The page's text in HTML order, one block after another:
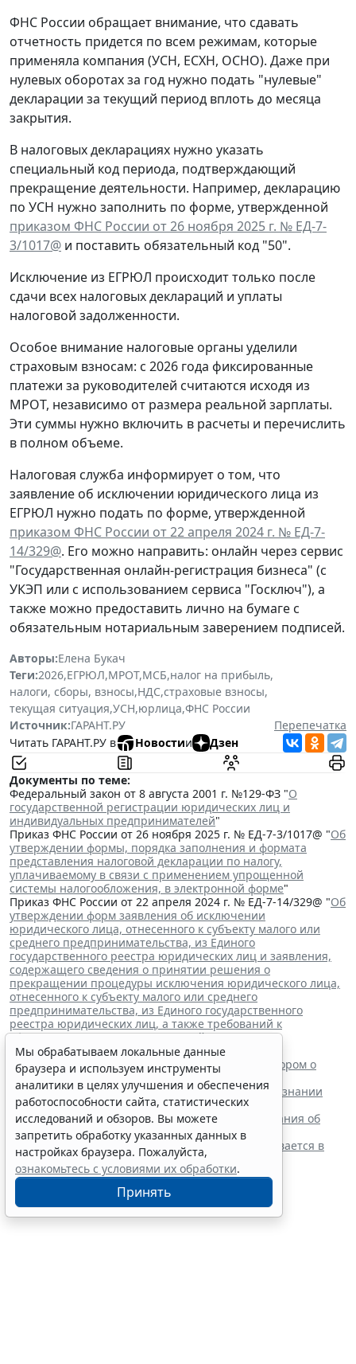
ФНС России обращает внимание, что сдавать
отчетность придется по всем режимам, которые
применяла компания (УСН, ЕСХН, ОСНО). Даже при
нулевых оборотах за год нужно подать "нулевые"
декларации за текущий период вплоть до месяца
закрытия.
В налоговых декларациях нужно указать
специальный код периода, подтверждающий
прекращение деятельности. Например, декларацию
по УСН нужно заполнить по форме, утвержденной
приказом ФНС России от 26 ноября 2025 г. № ЕД-7-
3/1017@ и поставить обязательный код "50".
Исключение из ЕГРЮЛ происходит только после
сдачи всех налоговых деклараций и уплаты
налоговой задолженности.
Особое внимание налоговые органы уделили
страховым взносам: с 2026 года фиксированные
платежи за руководителей считаются исходя из
МРОТ, независимо от размера реальной зарплаты.
Эти суммы нужно включить в расчеты и перечислить
в полном объеме.
Налоговая служба информирует о том, что
заявление об исключении юридического лица из
ЕГРЮЛ нужно подать по форме, утвержденной
приказом ФНС России от 22 апреля 2024 г. № ЕД-7-
14/329@. Его можно направить: онлайн через сервис
"Государственная онлайн-регистрация бизнеса" (с
УКЭП или с использованием сервиса "Госключ"), а
также можно предоставить лично на бумаге с
обязательным нотариальным заверением подписей.
Авторы:Елена Букач
Теги:2026,ЕГРЮЛ,МРОТ,МСБ,налог на прибыль,
налоги, сборы, взносы,НДС,страховые взносы,
текущая ситуация,УСН,юрлица,ФНС России
Источник:ГАРАНТ.РУ
Перепечатка
Читать ГАРАНТ.РУ в
Новостии Дзен
Документы по теме:
Федеральный закон от 8 августа 2001 г. №129-ФЗ "О
государственной регистрации юридических лиц и
индивидуальных предпринимателей"
Приказ ФНС России от 26 ноября 2025 г. № ЕД-7-3/1017@ "Об
утверждении формы, порядка заполнения и формата
представления налоговой декларации по налогу,
уплачиваемому в связи с применением упрощенной
системы налогообложения, в электронной форме"
Приказ ФНС России от 22 апреля 2024 г. № ЕД-7-14/329@ "Об
утверждении форм заявления об исключении
юридического лица, отнесенного к субъекту малого или
среднего предпринимательства, из Единого
государственного реестра юридических лиц и заявления,
содержащего сведения о принятии решения о
прекращении процедуры исключения юридического лица,
отнесенного к субъекту малого или среднего
предпринимательства, из Единого государственного
реестра юридических лиц, а также требований к
оформлению указанных заявлений"
Читайте также:
ВС РФ поддержал заявителя в споре с регистратором о
внесении записи в ЕГРЮЛ
Суд обязал заключить трудовой договор при признании
отказа в приеме незаконным
Резидентам РФ указали на нюансы информирования об
открытии счетов за границей
Обеспечительный платеж в рамках СПОТ учитывается в
расходах по УСН
Мы обрабатываем локальные данные
браузера и используем инструменты
аналитики в целях улучшения и обеспечения
работоспособности сайта, статистических
исследований и обзоров. Вы можете
запретить обработку указанных данных в
настройках браузера. Пожалуйста,
ознакомьтесь с условиями их обработки.
Принять